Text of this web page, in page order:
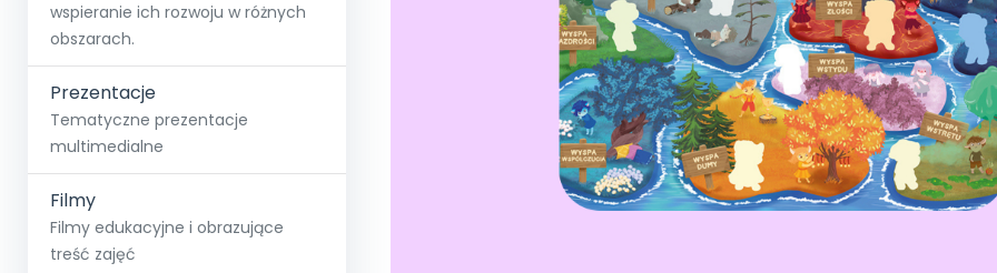
wspieranie ich rozwoju w różnych
obszarach.
Prezentacje
Tematyczne prezentacje
multimedialne
Filmy
Filmy edukacyjne i obrazujące
treść zajęć